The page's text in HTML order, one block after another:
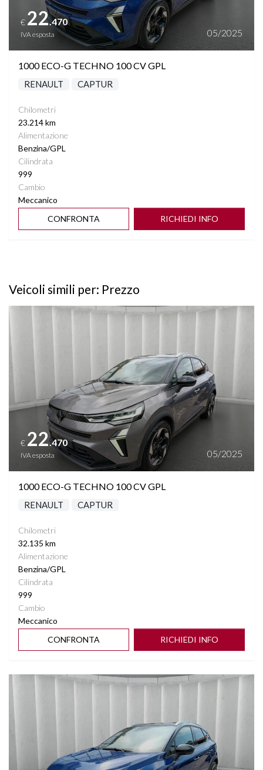
€ 22.470
IVA esposta 05/2025
1000 ECO-G TECHNO 100 CV GPL
RENAULT CAPTUR
Chilometri
23.214 km
Alimentazione
Benzina/GPL
Cilindrata
999
Cambio
Meccanico
CONFRONTA
RICHIEDI INFO
Veicoli simili per: Prezzo
Vedi dettagli
€ 22.470
IVA esposta 05/2025
1000 ECO-G TECHNO 100 CV GPL
RENAULT CAPTUR
Chilometri
32.135 km
Alimentazione
Benzina/GPL
Cilindrata
999
Cambio
Meccanico
CONFRONTA
RICHIEDI INFO
Vedi dettagli